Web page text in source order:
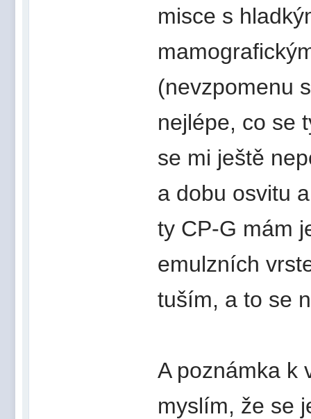
misce s
(nevzpomenu
nejlépe, co se
se mi ještě
a dobu osvitu
ty CP-G mám
emulzních
tuším, a to se
A poznámka k
myslím, že se